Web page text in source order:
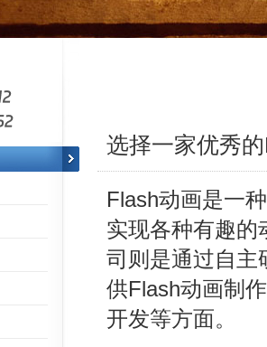
选择一家优秀
Flash动画是一
实现各种有趣的
司则是通过自主
供Flash动画制
开发等方面。